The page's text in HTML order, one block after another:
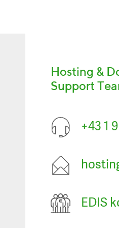
Hosting &
Support
+43 1
EDIS